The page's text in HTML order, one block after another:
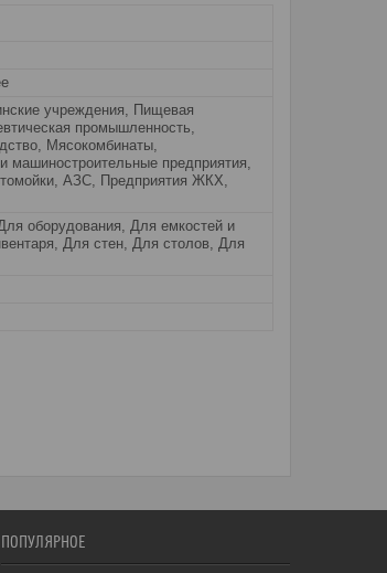
учреждения, Пищевая
промышленность,
Мясокомбинаты,
машиностроительные предприятия,
АЗС, Предприятия ЖКХ,
оборудования, Для емкостей и
Для стен, Для столов, Для
ПОПУЛЯРНОЕ